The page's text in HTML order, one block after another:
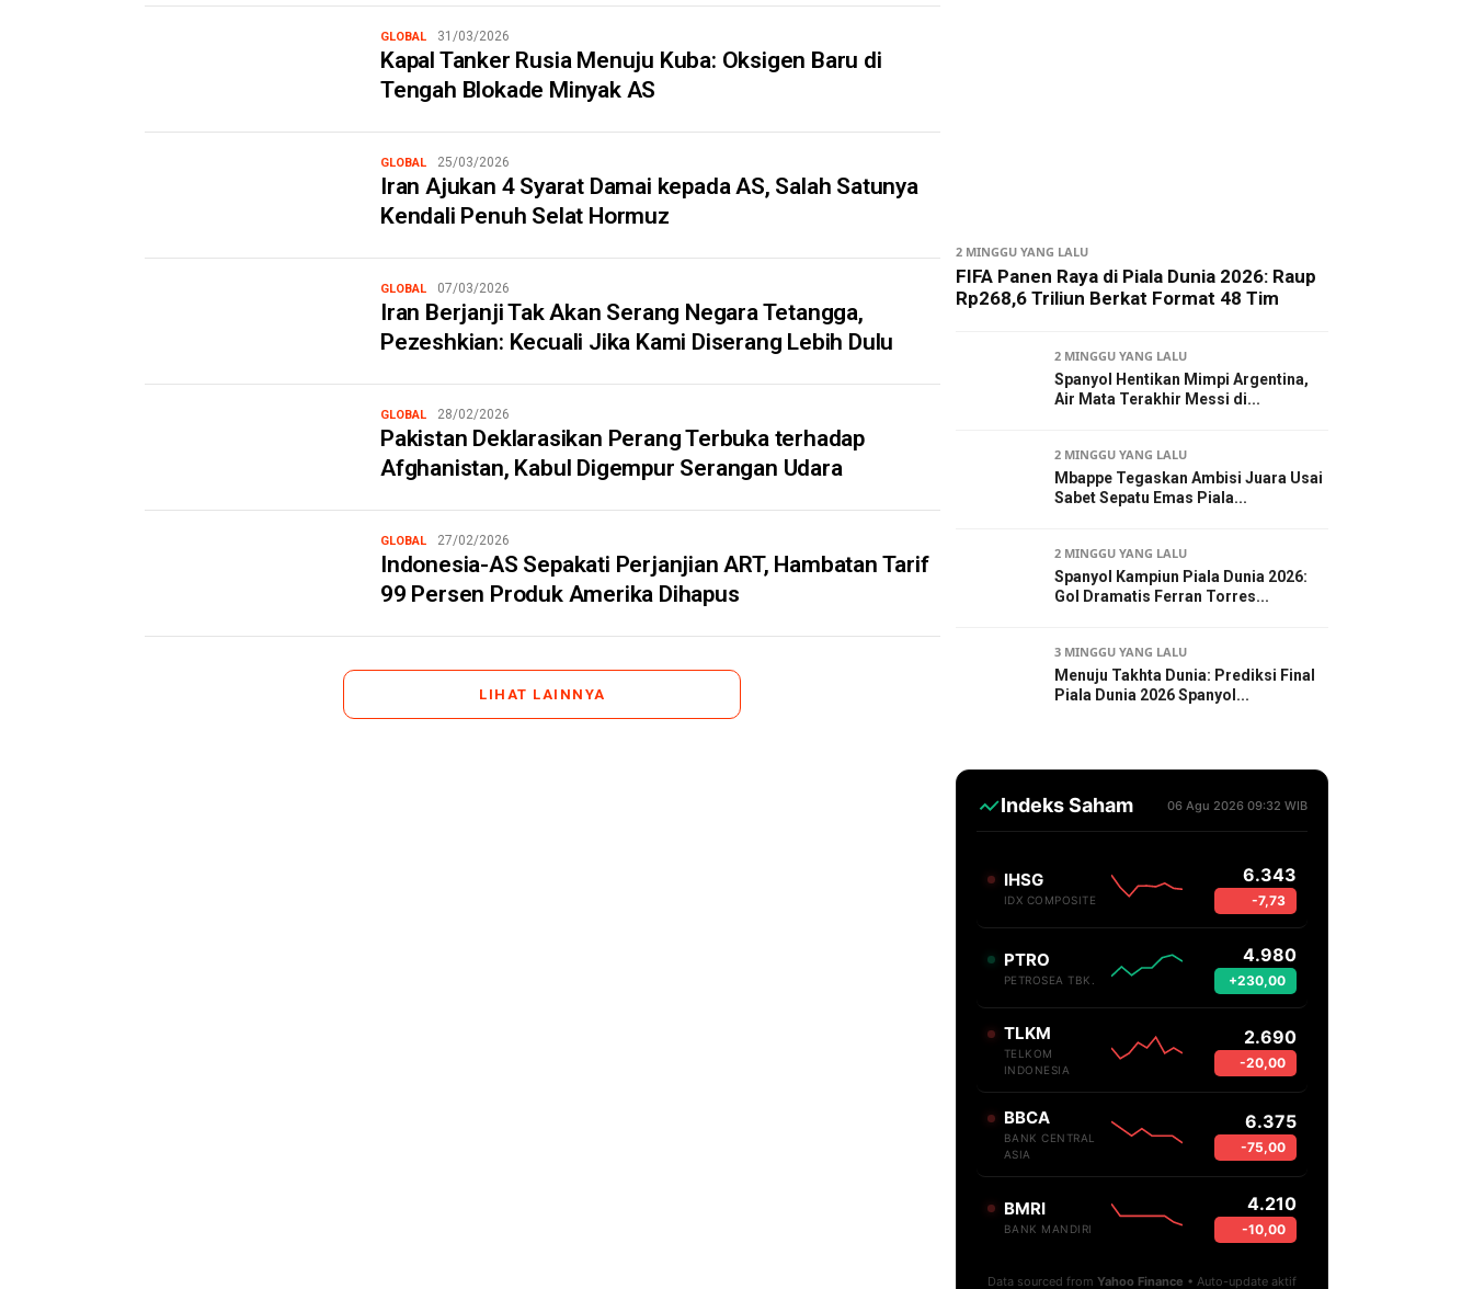
GLOBAL 31/03/2026
Kapal Tanker Rusia Menuju Kuba: Oksigen Baru di
Tengah Blokade Minyak AS
GLOBAL 25/03/2026
Iran Ajukan 4 Syarat Damai kepada AS, Salah Satunya
Kendali Penuh Selat Hormuz
GLOBAL 07/03/2026
Iran Berjanji Tak Akan Serang Negara Tetangga,
Pezeshkian: Kecuali Jika Kami Diserang Lebih Dulu
GLOBAL 28/02/2026
Pakistan Deklarasikan Perang Terbuka terhadap
Afghanistan, Kabul Digempur Serangan Udara
GLOBAL 27/02/2026
Indonesia-AS Sepakati Perjanjian ART, Hambatan Tarif
99 Persen Produk Amerika Dihapus
LIHAT LAINNYA
2 MINGGU YANG LALU
FIFA Panen Raya di Piala Dunia 2026: Raup
Rp268,6 Triliun Berkat Format 48 Tim
2 MINGGU YANG LALU
Spanyol Hentikan Mimpi Argentina,
Air Mata Terakhir Messi di...
2 MINGGU YANG LALU
Mbappe Tegaskan Ambisi Juara Usai
Sabet Sepatu Emas Piala...
2 MINGGU YANG LALU
Spanyol Kampiun Piala Dunia 2026:
Gol Dramatis Ferran Torres...
3 MINGGU YANG LALU
Menuju Takhta Dunia: Prediksi Final
Piala Dunia 2026 Spanyol...
Indeks Saham 06 Agu 2026 09:32 WIB
IHSG
IDX COMPOSITE
6.343
-7,73
PTRO
PETROSEA TBK.
4.980
+230,00
TLKM
TELKOM
INDONESIA
2.690
-20,00
BBCA
BANK CENTRAL
ASIA
6.375
-75,00
BMRI
BANK MANDIRI
4.210
-10,00
Data sourced from Yahoo Finance • Auto-update aktif